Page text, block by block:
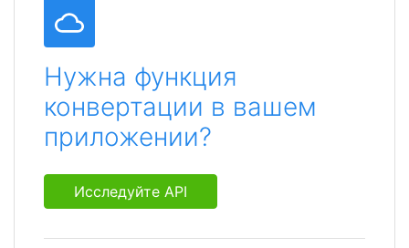
Нужна функция
конвертации в вашем
приложении?
Исследуйте API